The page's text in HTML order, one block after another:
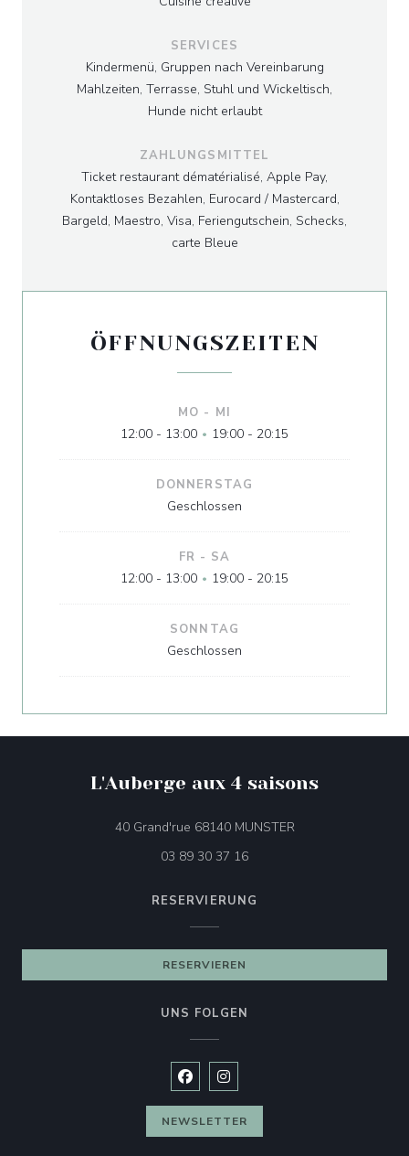
SERVICES
Kindermenü, Gruppen nach Vereinbarung
Mahlzeiten, Terrasse, Stuhl und Wickeltisch,
Hunde nicht erlaubt
ZAHLUNGSMITTEL
Ticket restaurant dématérialisé, Apple Pay,
Kontaktloses Bezahlen, Eurocard / Mastercard,
Bargeld, Maestro, Visa, Feriengutschein, Schecks,
carte Bleue
ÖFFNUNGSZEITEN
MO - MI
12:00 - 13:00 • 19:00 - 20:15
DONNERSTAG
Geschlossen
FR - SA
12:00 - 13:00 • 19:00 - 20:15
SONNTAG
Geschlossen
L'Auberge aux 4 saisons
40 Grand'rue 68140 MUNSTER((öffnet ein neues
03 89 30 37 16
RESERVIERUNG
RESERVIEREN
UNS FOLGEN
Facebook ((öffnet ein neues
Instagram ((öffnet ein neues
NEWSLETTER